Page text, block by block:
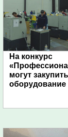
На конкурс
могут
оборудование